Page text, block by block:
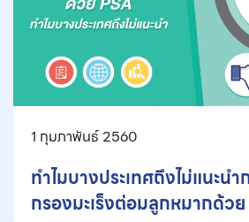
1 กุมภาพันธ์ 2560
ทำไมบางประเทศถึงไม่แนะน
กรองมะเร็งต่อมลูกหมากด้วย